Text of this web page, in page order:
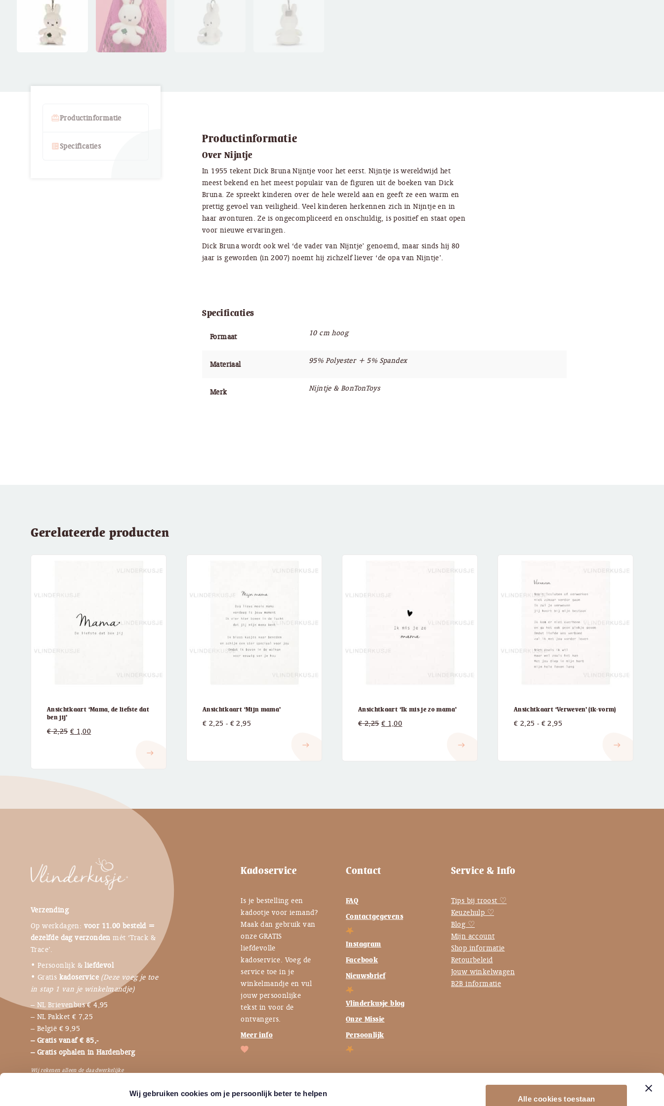
Wij gebruiken cookies om je persoonlijk beter te helpen
Alle cookies toestaan
card_giftcardProductinformatie
ballotSpecificaties
Productinformatie
Over Nijntje
In 1955 tekent Dick Bruna Nijntje voor het eerst. Nijntje is wereldwijd het
meest bekend en het meest populair van de figuren uit de boeken van Dick
Bruna. Ze spreekt kinderen over de hele wereld aan en geeft ze een warm en
prettig gevoel van veiligheid. Veel kinderen herkennen zich in Nijntje en in
haar avonturen. Ze is ongecompliceerd en onschuldig, is positief en staat open
voor nieuwe ervaringen.
Dick Bruna wordt ook wel ‘de vader van Nijntje’ genoemd, maar sinds hij 80
jaar is geworden (in 2007) noemt hij zichzelf liever ‘de opa van Nijntje’.
Specificaties
Formaat 10 cm hoog
Materiaal 95% Polyester + 5% Spandex
Merk Nijntje & BonTonToys
Gerelateerde producten
Ansichtkaart ‘Mama, de liefste dat
ben jij’
€2,25 Oorspronkelijke
€ 1,00Huidige
east
Ansichtkaart ‘Mijn mama’
€ 2,25 - € 2,95
east
Ansichtkaart ‘Ik mis je zo mama’
€2,25 Oorspronkelijke
€ 1,00Huidige
east
Ansichtkaart ‘Verweven’ (ik-vorm)
€ 2,25 - € 2,95
east
Verzending
Op werkdagen: voor 11.00 besteld =
dezelfde dag verzonden mét ‘Track &
Trace’.
• Persoonlijk &liefdevol
• Gratis kadoservice (Deze voeg je toe
in stap 1 van je winkelmandje)
– NL Brievenbus € 4,95
– NL Pakket € 7,25
– België € 9,95
– Gratis vanaf € 85,-
– Gratis ophalen in Hardenberg
Wij rekenen alleen de daadwerkelijke
Kadoservice
Is je bestelling een
kadootje voor iemand?
Maak dan gebruik van
onze GRATIS
liefdevolle
kadoservice. Voeg de
service toe in je
winkelmandje en vul
jouw persoonlijke
tekst in voor de
ontvangers.
Meer info
Contact
FAQ
Contactgegevens
Instagram
Facebook
Nieuwsbrief
Vlinderkusje blog
Onze Missie
Persoonlijk
Service & Info
Tips bij troost ♡
Keuzehulp ♡
Blog ♡
Mijn account
Shop informatie
Retourbeleid
Jouw winkelwagen
B2B informatie